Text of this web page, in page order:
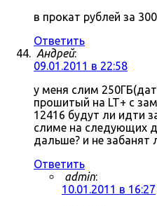
в прокат рублей за
Ответить
Андрей:
09.01.2011 в 22:58
у меня слим
прошитый на LT+ с
12416 будут ли идти
слиме на следующих
дальше? и не забанят
Ответить
admin:
10.01.2011 в 16:27